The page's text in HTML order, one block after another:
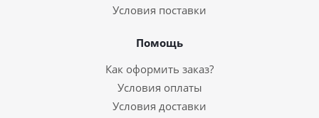
Условия поставки
Помощь
Как оформить заказ?
Условия оплаты
Условия доставки